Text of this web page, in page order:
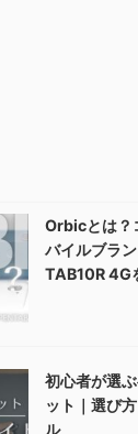
Orbicとは？
バイルブラ
TAB10R 4G
初心者が選
ット｜選び
ル